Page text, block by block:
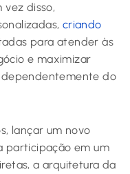
vez disso,
criando
para atender às
e maximizar
do
lançar um novo
participação em um
a arquitetura da